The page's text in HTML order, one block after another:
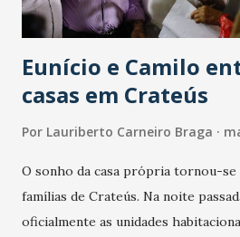
reafirmação do poder conservador
Eduard...
Eunício e Camilo
casas em Crateús
Por Lauriberto Carneiro Braga
O sonho da casa própria tornou-se
famílias de Crateús. Na noite
oficialmente as unidades